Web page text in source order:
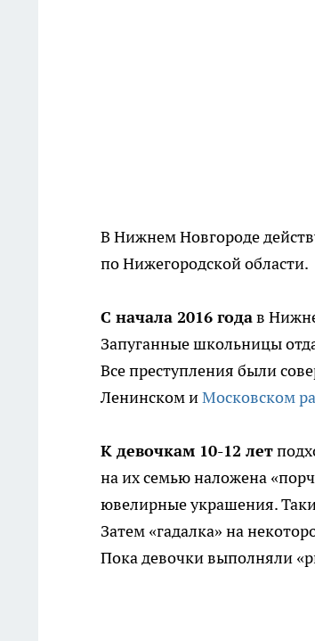
В Нижнем Новгороде
по Нижегородской области.
С начала 2016 годав
Запуганные школьницы
Все преступления были
Ленинском иМосковском
К девочкам 10-12 лет
на их семью наложена
ювелирные украшения.
Затем «гадалка» на
Пока девочки выполняли